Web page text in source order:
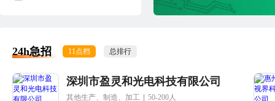
24h急招 11点档 总排行
深圳市盈灵和光电科技有限公司
其他生产、制造、加工
50-200人